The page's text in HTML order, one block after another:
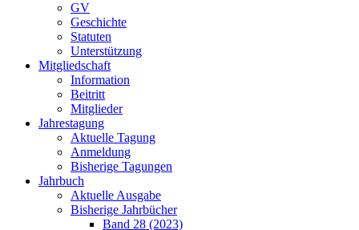
GV
Geschichte
Statuten
Unterstützung
Mitgliedschaft
Information
Beitritt
Mitglieder
Jahrestagung
Aktuelle Tagung
Anmeldung
Bisherige Tagungen
Jahrbuch
Aktuelle Ausgabe
Bisherige Jahrbücher
Band 28 (2023)